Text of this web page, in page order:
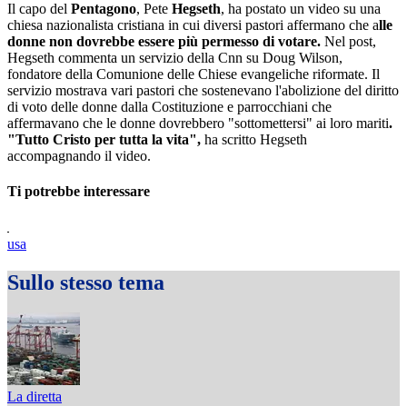
Il capo del Pentagono, Pete Hegseth, ha postato un video su una
chiesa nazionalista cristiana in cui diversi pastori affermano che alle
donne non dovrebbe essere più permesso di votare. Nel post,
Hegseth commenta un servizio della Cnn su Doug Wilson,
fondatore della Comunione delle Chiese evangeliche riformate. Il
servizio mostrava vari pastori che sostenevano l'abolizione del diritto
di voto delle donne dalla Costituzione e parrocchiani che
affermavano che le donne dovrebbero "sottomettersi" ai loro mariti.
"Tutto Cristo per tutta la vita", ha scritto Hegseth
accompagnando il video.
Ti potrebbe interessare
usa
Sullo stesso tema
La diretta